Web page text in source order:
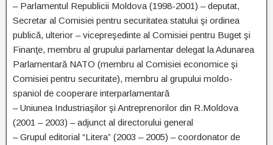
– Parlamentul Republicii Moldova (1998-2001) – deputat,
Secretar al Comisiei pentru securitatea statului şi ordinea
publică, ulterior – vicepreşedinte al Comisiei pentru Buget şi
Finanţe, membru al grupului parlamentar delegat la Adunarea
Parlamentară NATO (membru al Comisiei economice şi
Comisiei pentru securitate), membru al grupului moldo-
spaniol de cooperare interparlamentară
– Uniunea Industriaşilor şi Antreprenorilor din R.Moldova
(2001 – 2003) – adjunct al directorului general
– Grupul editorial “Litera” (2003 – 2005) – coordonator de